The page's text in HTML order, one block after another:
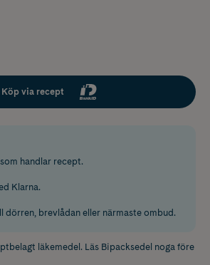
Köp via recept
handlar recept.
Klarna.
dörren, brevlådan eller närmaste ombud.
läkemedel. Läs Bipacksedel noga före